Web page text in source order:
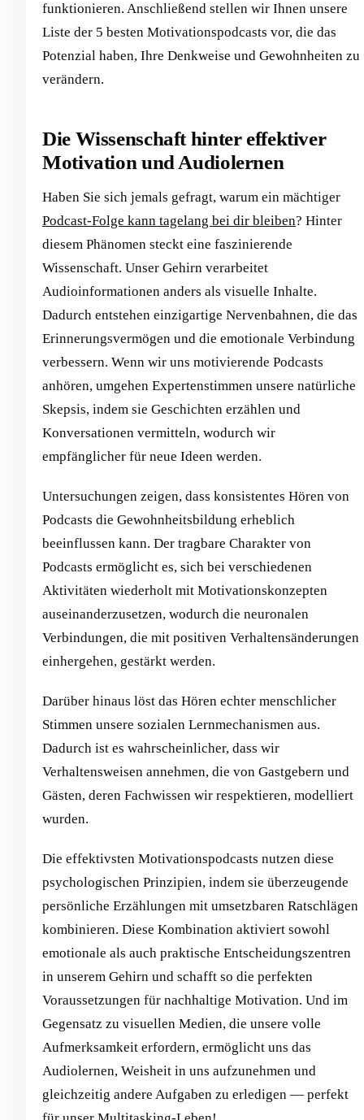
funktionieren. Anschließend stellen wir Ihnen unsere
Liste der 5 besten Motivationspodcasts vor, die das
Potenzial haben, Ihre Denkweise und Gewohnheiten zu
verändern.
Die Wissenschaft hinter effektiver
Motivation und Audiolernen
Haben Sie sich jemals gefragt, warum ein mächtiger
Podcast-Folge kann tagelang bei dir bleiben? Hinter
diesem Phänomen steckt eine faszinierende
Wissenschaft. Unser Gehirn verarbeitet
Audioinformationen anders als visuelle Inhalte.
Dadurch entstehen einzigartige Nervenbahnen, die das
Erinnerungsvermögen und die emotionale Verbindung
verbessern. Wenn wir uns motivierende Podcasts
anhören, umgehen Expertenstimmen unsere natürliche
Skepsis, indem sie Geschichten erzählen und
Konversationen vermitteln, wodurch wir
empfänglicher für neue Ideen werden.
Untersuchungen zeigen, dass konsistentes Hören von
Podcasts die Gewohnheitsbildung erheblich
beeinflussen kann. Der tragbare Charakter von
Podcasts ermöglicht es, sich bei verschiedenen
Aktivitäten wiederholt mit Motivationskonzepten
auseinanderzusetzen, wodurch die neuronalen
Verbindungen, die mit positiven Verhaltensänderungen
einhergehen, gestärkt werden.
Darüber hinaus löst das Hören echter menschlicher
Stimmen unsere sozialen Lernmechanismen aus.
Dadurch ist es wahrscheinlicher, dass wir
Verhaltensweisen annehmen, die von Gastgebern und
Gästen, deren Fachwissen wir respektieren, modelliert
wurden.
Die effektivsten Motivationspodcasts nutzen diese
psychologischen Prinzipien, indem sie überzeugende
persönliche Erzählungen mit umsetzbaren Ratschlägen
kombinieren. Diese Kombination aktiviert sowohl
emotionale als auch praktische Entscheidungszentren
in unserem Gehirn und schafft so die perfekten
Voraussetzungen für nachhaltige Motivation. Und im
Gegensatz zu visuellen Medien, die unsere volle
Aufmerksamkeit erfordern, ermöglicht uns das
Audiolernen, Weisheit in uns aufzunehmen und
gleichzeitig andere Aufgaben zu erledigen — perfekt